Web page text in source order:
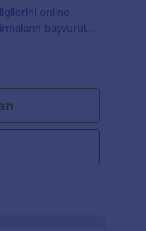
online
başvuruları